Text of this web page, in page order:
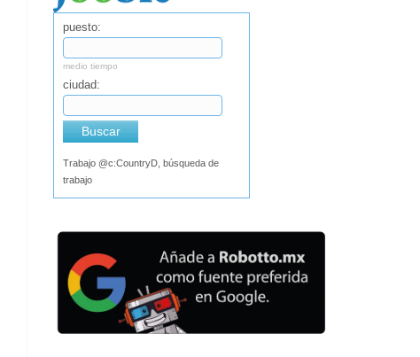
puesto:
medio tiempo
ciudad:
Buscar
Trabajo @c:CountryD, búsqueda de
trabajo